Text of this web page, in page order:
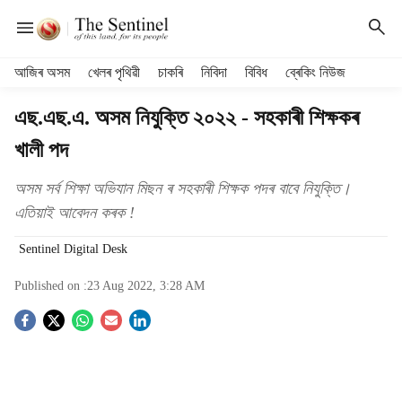
আজিৰ অসম খেলৰ পৃথিৱী চাকৰি নিবিদা বিবিধ ব্ৰেকিং নিউজ
এছ.এছ.এ. অসম নিযুক্তি ২০২২ - সহকাৰী শিক্ষকৰ
খালী পদ
অসম সৰ্ব শিক্ষা অভিযান মিছন ৰ সহকাৰী শিক্ষক পদৰ বাবে নিযুক্তি।
এতিয়াই আবেদন কৰক !
Sentinel Digital Desk
Published on :23 Aug 2022, 3:28 AM
S